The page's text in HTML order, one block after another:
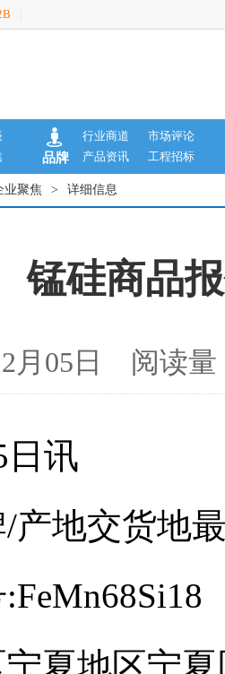
品牌
行业商道
市场评论
产品资讯
工程招标
业聚焦 > 详细信息
锰硅商品
月05日 阅读
日讯
产地交货地
宁夏地区宁